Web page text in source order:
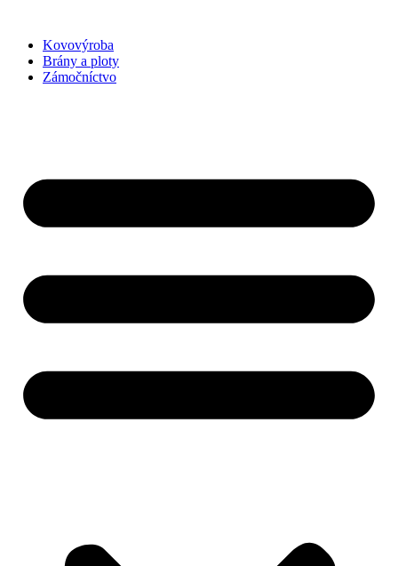
obsah
Kovovýroba
Brány a ploty
Zámočníctvo